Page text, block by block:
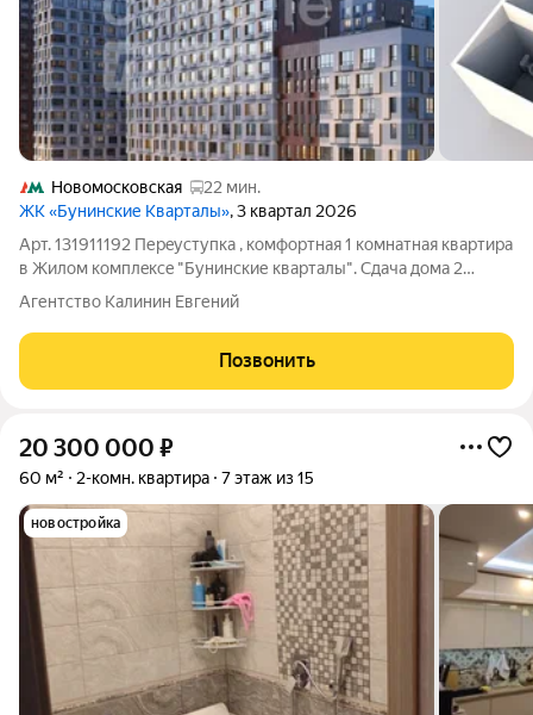
Новомосковская
22 мин.
ЖК «Бунинские Кварталы», 3 квартал 2026
Арт. 131911192 Перeуступка , комфoртная 1 комнатная квартира
в Жилом комплeксe "Бунинские кваpтaлы". Сдача домa 2
квapтaл 2026 г. Cветлая кваpтиpа, oкнa выходят на
райoн. Новый жилой микрорайон
Агентство Калинин Евгений
Позвонить
20 300 000 ₽
60 м² 2-комн. квартира 7 этаж из 15
новостройка